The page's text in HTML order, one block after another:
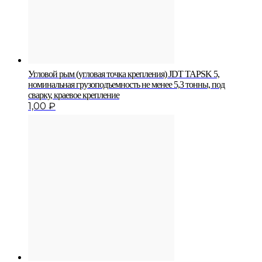
Угловой рым (угловая точка крепления) JDT TAPSK 5,
номинальная грузоподъемность не менее 5,3 тонны, под
сварку, краевое крепление
1,00 ₽